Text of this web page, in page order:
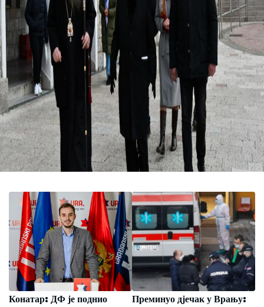
Конатар: ДФ је поднио
Преминуо дјечак у Врању: